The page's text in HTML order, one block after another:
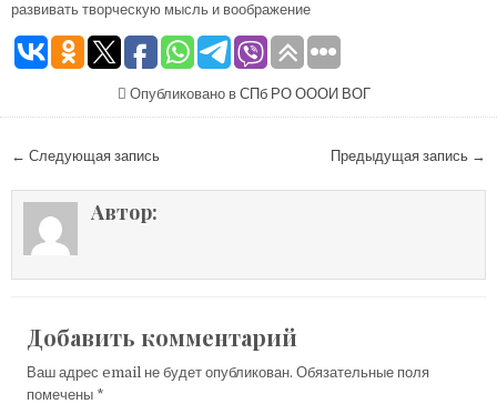
развивать творческую мысль и воображение
Опубликовано в СПб РО ОООИ ВОГ
Навигация по записям Предыдущая запись →
← Следующая запись
Автор:
Добавить комментарий
Ваш адрес email не будет опубликован. Обязательные поля
помечены *